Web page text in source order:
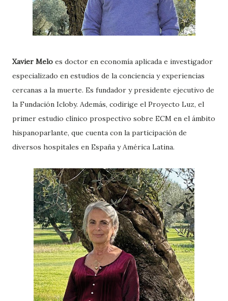
Xavier Melo es doctor en economía aplicada e investigador
especializado en estudios de la conciencia y experiencias
cercanas a la muerte. Es fundador y presidente ejecutivo de
la Fundación Icloby. Además, codirige el Proyecto Luz, el
primer estudio clínico prospectivo sobre ECM en el ámbito
hispanoparlante, que cuenta con la participación de
diversos hospitales en España y América Latina.